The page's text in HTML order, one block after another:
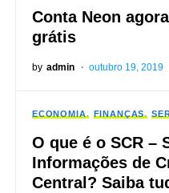
Conta Neon
grátis
by admin outubro 19, 2019
ECONOMIA FINANÇAS
O que é o SCR –
Informações de
Central? Saiba